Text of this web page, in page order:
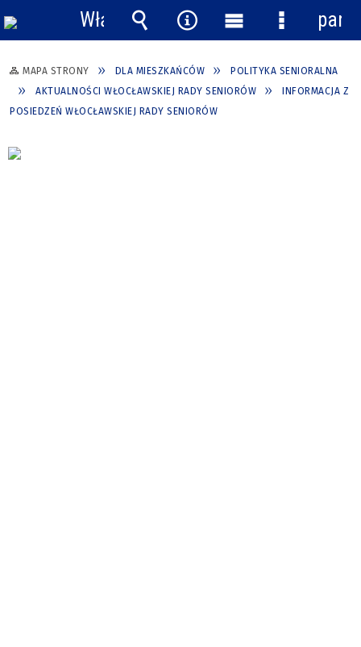
MAPA STRONY DLA MIESZKAŃCÓW
POLITYKA SENIORALNA
AKTUALNOŚCI WŁOCŁAWSKIEJ RADY SENIORÓW
INFORMACJA Z
POSIEDZEŃ WŁOCŁAWSKIEJ RADY SENIORÓW
Włącz
powiadomienia
Wyszukiwarka
Narzędzia
Menu
główne
Menu
panel